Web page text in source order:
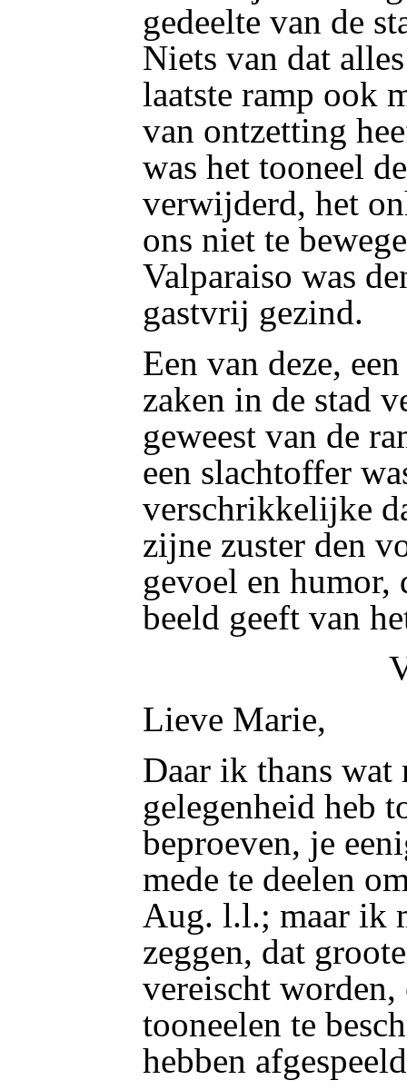
gedeelte van de
Niets van dat
laatste ramp ook
van ontzetting
was het tooneel
verwijderd, het
ons niet te
Valparaiso was
gastvrij gezind.
Een van deze,
zaken in de stad
geweest van de
een slachtoffer
verschrikkelijke
zijne zuster den
gevoel en
beeld geeft van
Lieve Marie,
Daar ik thans wat
gelegenheid heb
beproeven, je
mede te deelen
Aug. l.l.; maar ik
zeggen, dat
vereischt
tooneelen te
hebben